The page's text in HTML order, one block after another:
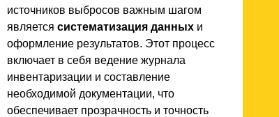
источников выбросов важным шагом
является систематизация данных и
оформление результатов. Этот процесс
включает в себя ведение журнала
инвентаризации и составление
необходимой документации, что
обеспечивает прозрачность и точность